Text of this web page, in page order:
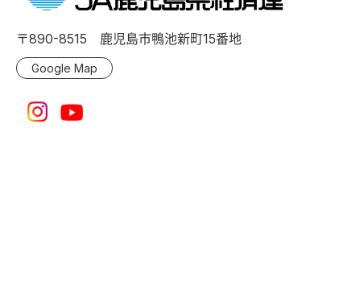
〒890-8515 鹿児島市鴨池新町15番地
Google Map